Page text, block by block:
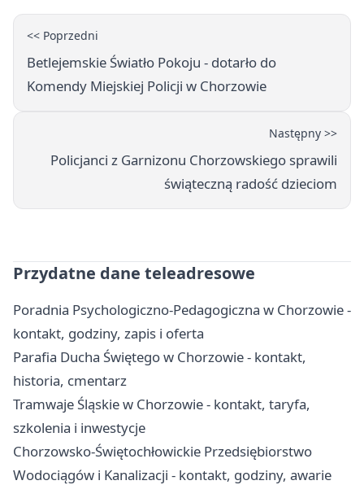
<< Poprzedni
Betlejemskie Światło Pokoju - dotarło do
Komendy Miejskiej Policji w Chorzowie
Następny >>
Policjanci z Garnizonu Chorzowskiego sprawili
świąteczną radość dzieciom
Przydatne dane teleadresowe
Poradnia Psychologiczno-Pedagogiczna w Chorzowie -
kontakt, godziny, zapis i oferta
Parafia Ducha Świętego w Chorzowie - kontakt,
historia, cmentarz
Tramwaje Śląskie w Chorzowie - kontakt, taryfa,
szkolenia i inwestycje
Chorzowsko-Świętochłowickie Przedsiębiorstwo
Wodociągów i Kanalizacji - kontakt, godziny, awarie